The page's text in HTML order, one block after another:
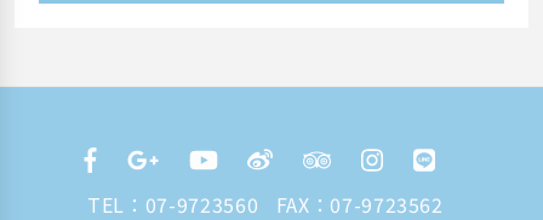
TEL： 07-9723560
FAX：07-9723562